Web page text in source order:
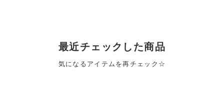
最近チェックした商品
気になるアイテムを再チェック☆